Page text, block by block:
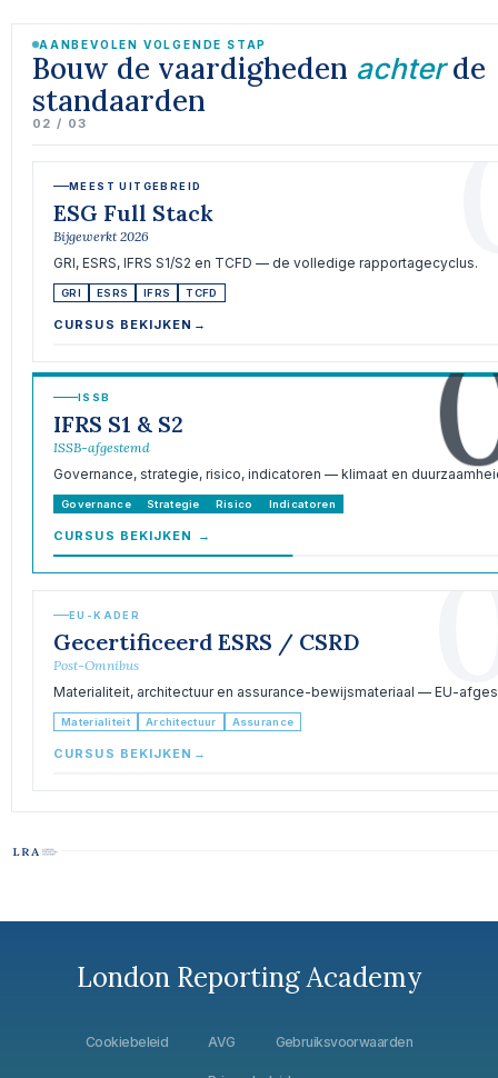
AANBEVOLEN VOLGENDE STAP
Bouw de vaardigheden achterde
standaarden
02 / 03
MEEST UITGEBREID
ESG Full Stack
Bijgewerkt 2026
GRI, ESRS, IFRS S1/S2 en TCFD — de volledige rapportagecyclus.
GRI ESRS IFRS TCFD
CURSUS BEKIJKEN →
ISSB
IFRS S1 & S2
ISSB-afgestemd
Governance, strategie, risico, indicatoren — klimaat en
Governance Strategie Risico Indicatoren
CURSUS BEKIJKEN →
EU-KADER
Gecertificeerd ESRS / CSRD
Post-Omnibus
Materialiteit, architectuur en assurance-bewijsmateriaal — EU-
Materialiteit Architectuur Assurance
CURSUS BEKIJKEN →
London Reporting Academy
Cookiebeleid AVG Gebruiksvoorwaarden